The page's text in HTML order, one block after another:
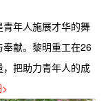
年人施展才华的舞
献。黎明重工在26
把助力青年人的成